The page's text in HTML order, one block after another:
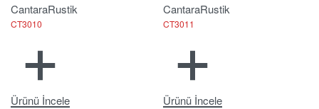
CantaraRustik
CT3010
Ürünü İncele
CantaraRustik
CT3011
Ürünü İncele